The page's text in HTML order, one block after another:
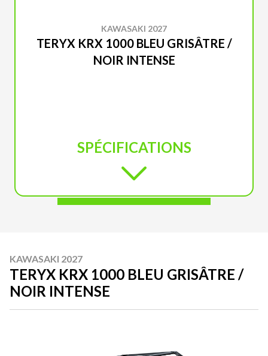
KAWASAKI 2027
TERYX KRX 1000 BLEU GRISÂTRE /
NOIR INTENSE
SPÉCIFICATIONS
KAWASAKI 2027
TERYX KRX 1000 BLEU GRISÂTRE /
NOIR INTENSE